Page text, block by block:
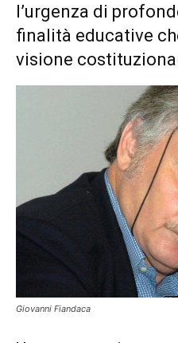
l’urgenza di
finalità educative
visione
Giovanni Fiandaca